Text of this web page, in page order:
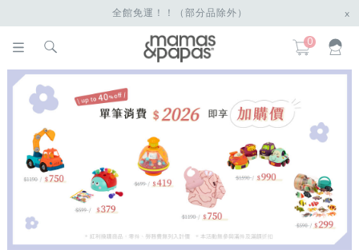
全館免運！！（部分品除外） x
0